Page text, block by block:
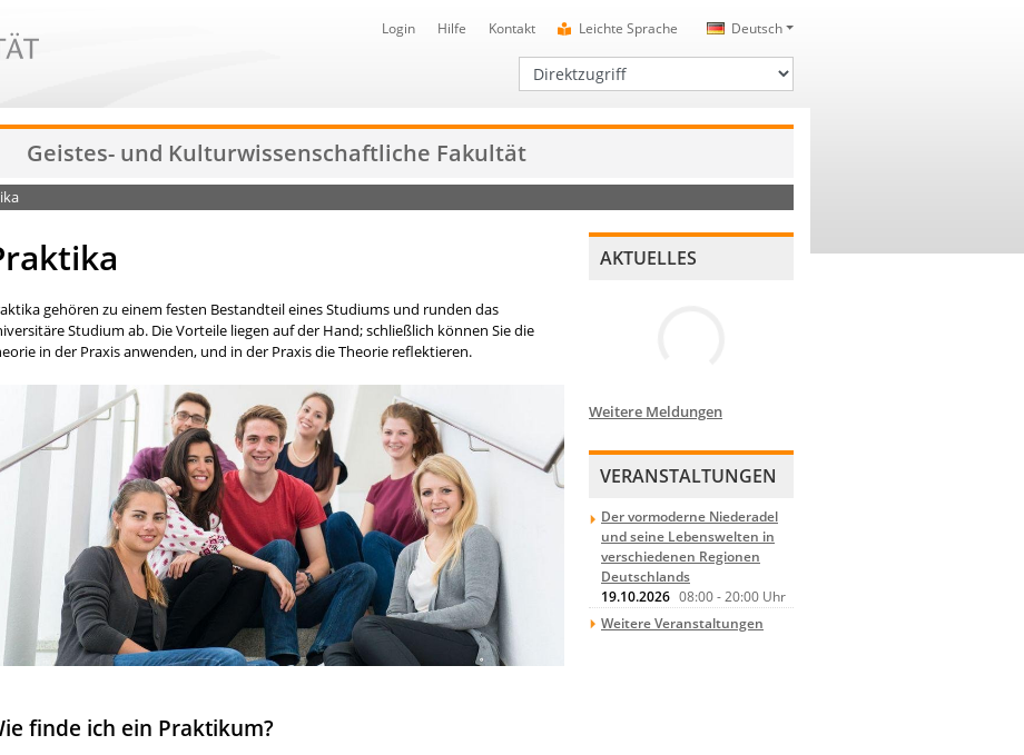
Deutsch
Login Hilfe Kontakt Leichte Sprache
Direktzugriff
Geistes- und Kulturwissenschaftliche Fakultät
gehören zu einem festen Bestandteil eines Studiums und runden das
Studium ab. Die Vorteile liegen auf der Hand; schließlich können Sie die
in der Praxis anwenden, und in der Praxis die Theorie reflektieren.
finde ich ein Praktikum?
AKTUELLES
Weitere Meldungen
VERANSTALTUNGEN
Der vormoderne Niederadel
und seine Lebenswelten in
verschiedenen Regionen
Deutschlands
19.10.2026 08:00-20:00 Uhr
Weitere Veranstaltungen